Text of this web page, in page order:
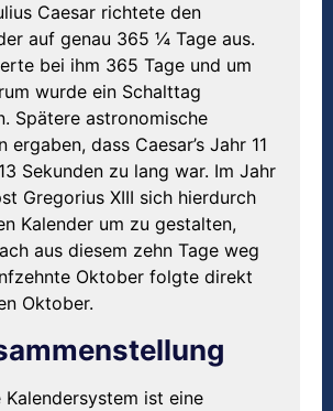
Caesar richtete den
auf genau 365 ¼ Tage aus.
bei ihm 365 Tage und um
wurde ein Schalttag
Spätere astronomische
ergaben, dass Caesar’s Jahr 11
Sekunden zu lang war. Im Jahr
Gregorius XIII sich hierdurch
Kalender um zu gestalten,
aus diesem zehn Tage weg
Oktober folgte direkt
Oktober.
Kalendersystem ist eine